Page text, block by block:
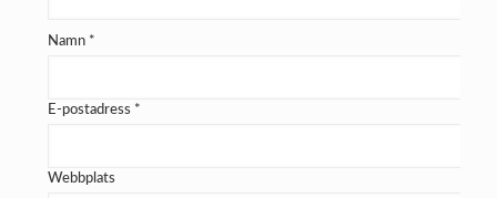
Namn *
E-postadress *
Webbplats